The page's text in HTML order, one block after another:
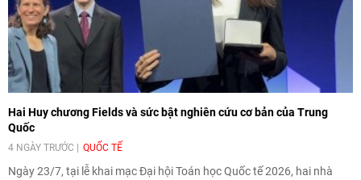
Hai Huy chương Fields và sức bật nghiên cứu cơ bản của Trung
Quốc
4 NGÀY TRƯỚC QUỐC TẾ
Ngày 23/7, tại lễ khai mạc Đại hội Toán học Quốc tế 2026, hai nhà